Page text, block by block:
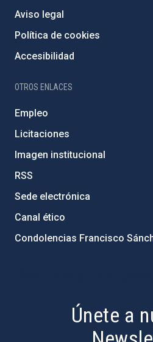
Aviso legal
Política de cookies
Accesibilidad
OTROS ENLACES
Empleo
Licitaciones
Imagen institucional
RSS
Sede electrónica
Canal ético
Condolencias Francisco
Únete a